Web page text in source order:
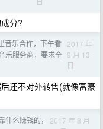
分?
音乐合作，下午看
乐服务商，要求全
2017 年
9 月 13
日
还不对外转售(就像富豪
什么赚钱的，
2017 年 8 月